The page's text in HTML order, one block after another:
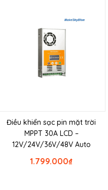
Điều khiển sạc pin mặt trời
MPPT 30A LCD –
12V/24V/36V/48V Auto
₫
1.799.000